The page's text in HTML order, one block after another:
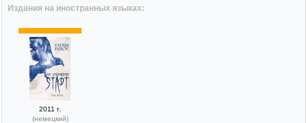
Издания на иностранных языках:
2011 г.
(немецкий)